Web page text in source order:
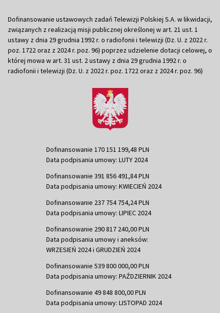
Dofinansowanie ustawowych zadań Telewizji Polskiej S.A. w likwidacji,
związanych z realizacją misji publicznej określonej w art. 21 ust. 1
ustawy z dnia 29 grudnia 1992 r. o radiofonii i telewizji (Dz. U. z 2022 r.
poz. 1722 oraz z 2024 r. poz. 96) poprzez udzielenie dotacji celowej, o
której mowa w art. 31 ust. 2 ustawy z dnia 29 grudnia 1992 r. o
radiofonii i telewizji (Dz. U. z 2022 r. poz. 1722 oraz z 2024 r. poz. 96)
Dofinansowanie 170 151 199,48 PLN
Data podpisania umowy: LUTY 2024
Dofinansowanie 391 856 491,84 PLN
Data podpisania umowy: KWIECIEŃ 2024
Dofinansowanie 237 754 754,24 PLN
Data podpisania umowy: LIPIEC 2024
Dofinansowanie 290 817 240,00 PLN
Data podpisania umowy i aneksów:
WRZESIEŃ 2024 i GRUDZIEŃ 2024
Dofinansowanie 539 800 000,00 PLN
Data podpisania umowy: PAŹDZIERNIK 2024
Dofinansowanie 49 848 800,00 PLN
Data podpisania umowy: LISTOPAD 2024